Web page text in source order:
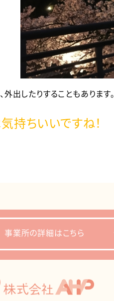
出したりすることもあります。
持ちいいですね！
事業所の詳細はこちら